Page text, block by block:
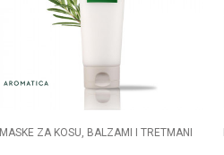
MASKE ZA KOSU, BALZAMI I TRETMANI